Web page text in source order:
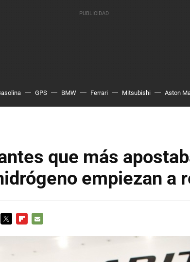
GPS BMW Ferrari Mitsubishi Aston
que más
empiezan a